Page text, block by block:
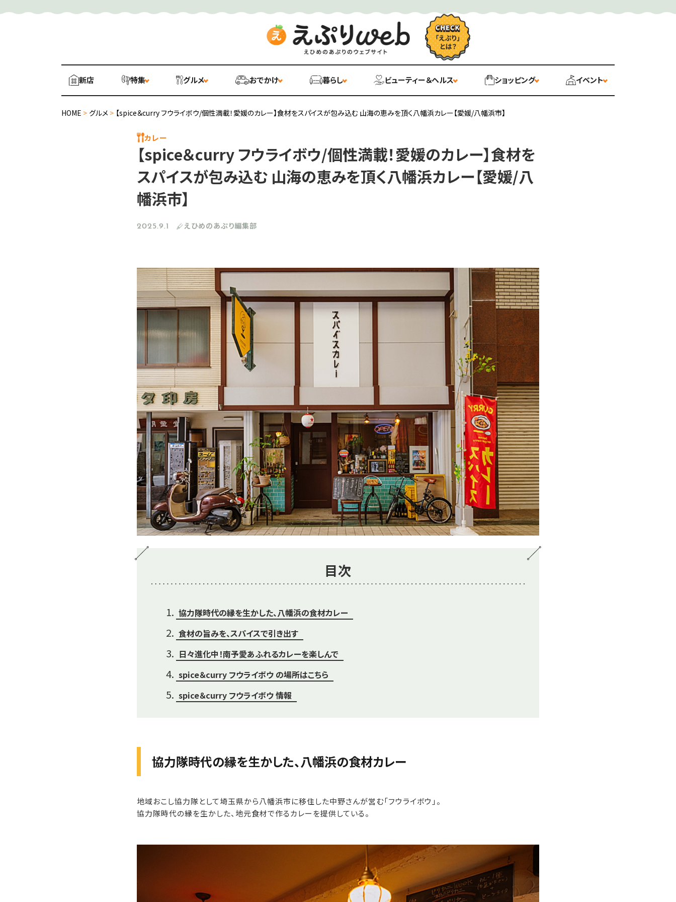
新店 特集 グルメ おでかけ 暮らし ビューティー＆ヘルス ショッピング イベント
HOME > グルメ > 【spice＆curry フウライボウ/個性満載！愛媛のカレー】食材をスパイスが包み込む 山海の恵みを頂く八幡浜カレー【愛媛/八幡浜市】
カレー
【spice＆curry フウライボウ/個性満載！愛媛のカレー】食材を
スパイスが包み込む 山海の恵みを頂く八幡浜カレー【愛媛/八
幡浜市】
2025.9.1 えひめのあぷり編集部
目次
協力隊時代の縁を生かした、八幡浜の食材カレー
食材の旨みを、スパイスで引き出す
日々進化中！南予愛あふれるカレーを楽しんで
spice＆curry フウライボウ の場所はこちら
spice＆curry フウライボウ 情報
協力隊時代の縁を生かした、八幡浜の食材カレー
地域おこし協力隊として埼玉県から八幡浜市に移住した中野さんが営む「フウライボウ」。
協力隊時代の縁を生かした、地元食材で作るカレーを提供している。